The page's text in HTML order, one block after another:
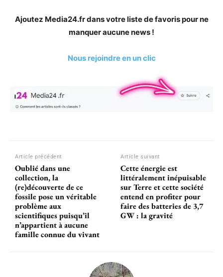
Ajoutez Media24.fr dans votre liste de favoris pour ne
manquer aucune news !
Nous rejoindre en un clic
Article précédent
Oublié dans une
collection, la
(re)découverte de ce
fossile pose un véritable
problème aux
scientifiques puisqu’il
n’appartient à aucune
famille connue du vivant
Article suivant
Cette énergie est
littéralement inépuisable
sur Terre et cette société
entend en profiter pour
faire des batteries de 3,7
GW : la gravité